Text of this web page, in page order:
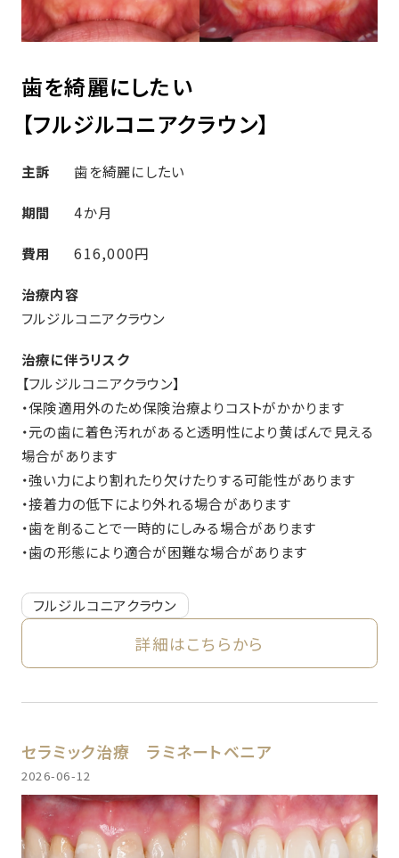
歯を綺麗にしたい
【フルジルコニアクラウン】
主訴 歯を綺麗にしたい
期間 4か月
費用 616,000円
治療内容
フルジルコニアクラウン
治療に伴うリスク
【フルジルコニアクラウン】
・保険適用外のため保険治療よりコストがかかります
・元の歯に着色汚れがあると透明性により黄ばんで見える
場合があります
・強い力により割れたり欠けたりする可能性があります
・接着力の低下により外れる場合があります
・歯を削ることで一時的にしみる場合があります
・歯の形態により適合が困難な場合があります
フルジルコニアクラウン
詳細はこちらから
セラミック治療 ラミネートベニア
2026-06-12